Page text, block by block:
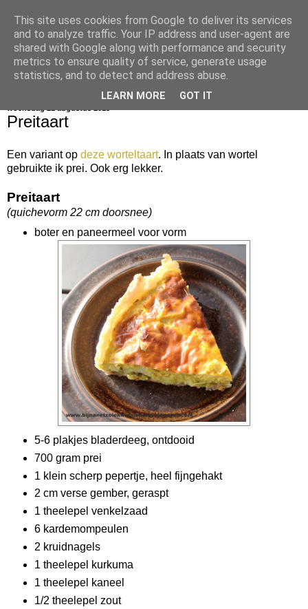
bijna net zo lekker als thuis
Preitaart
Een variant op deze worteltaart. In plaats van wortel
gebruikte ik prei. Ook erg lekker.
Preitaart
(quichevorm 22 cm doorsnee)
boter en paneermeel voor vorm
5-6 plakjes bladerdeeg, ontdooid
700 gram prei
1 klein scherp pepertje, heel fijngehakt
2 cm verse gember, geraspt
1 theelepel venkelzaad
6 kardemompeulen
2 kruidnagels
1 theelepel kurkuma
1 theelepel kaneel
1/2 theelepel zout
This site uses cookies from Google to deliver its services
and to analyze traffic. Your IP address and user-agent are
shared with Google along with performance and security
metrics to ensure quality of service, generate usage
statistics, and to detect and address abuse.
LEARN MORE GOT IT